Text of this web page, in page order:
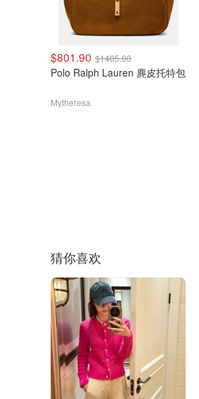
$801.90 $1485.00
Polo Ralph Lauren 麂皮托特包
Mytheresa
猜你喜欢